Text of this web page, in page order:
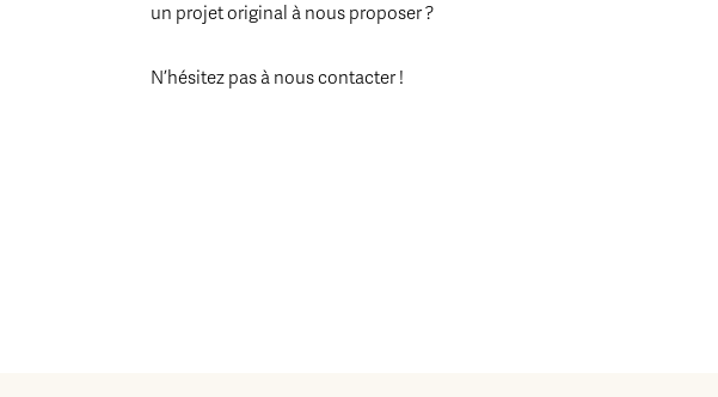
un projet original à nous proposer ?
N’hésitez pas à nous contacter !